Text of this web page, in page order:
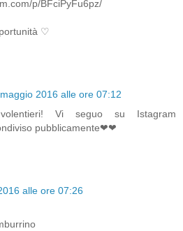
p/BFciPyFu6pz/
♡
2016 alle ore 07:12
Vi seguo su Istagram
pubblicamente❤❤
alle ore 07:26